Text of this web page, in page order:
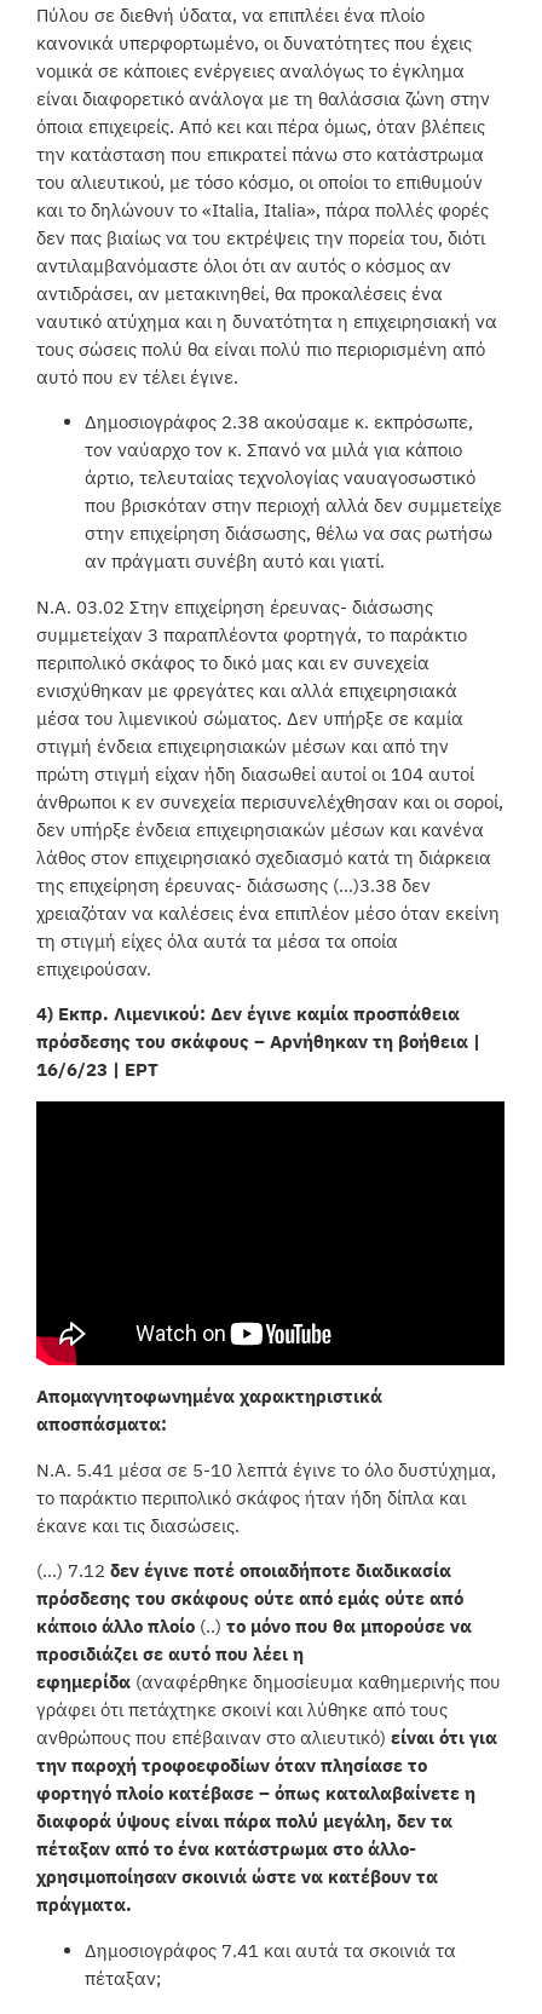
Πύλου σε διεθνή ύδατα, να επιπλέει ένα πλοίο
κανονικά υπερφορτωμένο, οι δυνατότητες που έχεις
νομικά σε κάποιες ενέργειες αναλόγως το έγκλημα
είναι διαφορετικό ανάλογα με τη θαλάσσια ζώνη στην
όποια επιχειρείς. Από κει και πέρα όμως, όταν βλέπεις
την κατάσταση που επικρατεί πάνω στο κατάστρωμα
του αλιευτικού, με τόσο κόσμο, οι οποίοι το επιθυμούν
και το δηλώνουν το «Italia, Italia», πάρα πολλές φορές
δεν πας βιαίως να του εκτρέψεις την πορεία του, διότι
αντιλαμβανόμαστε όλοι ότι αν αυτός ο κόσμος αν
αντιδράσει, αν μετακινηθεί, θα προκαλέσεις ένα
ναυτικό ατύχημα και η δυνατότητα η επιχειρησιακή να
τους σώσεις πολύ θα είναι πολύ πιο περιορισμένη από
αυτό που εν τέλει έγινε.
Δημοσιογράφος 2.38 ακούσαμε κ. εκπρόσωπε,
τον ναύαρχο τον κ. Σπανό να μιλά για κάποιο
άρτιο, τελευταίας τεχνολογίας ναυαγοσωστικό
που βρισκόταν στην περιοχή αλλά δεν συμμετείχε
στην επιχείρηση διάσωσης, θέλω να σας ρωτήσω
αν πράγματι συνέβη αυτό και γιατί.
Ν.Α. 03.02 Στην επιχείρηση έρευνας- διάσωσης
συμμετείχαν 3 παραπλέοντα φορτηγά, το παράκτιο
περιπολικό σκάφος το δικό μας και εν συνεχεία
ενισχύθηκαν με φρεγάτες και αλλά επιχειρησιακά
μέσα του λιμενικού σώματος. Δεν υπήρξε σε καμία
στιγμή ένδεια επιχειρησιακών μέσων και από την
πρώτη στιγμή είχαν ήδη διασωθεί αυτοί οι 104 αυτοί
άνθρωποι κ εν συνεχεία περισυνελέχθησαν και οι σοροί,
δεν υπήρξε ένδεια επιχειρησιακών μέσων και κανένα
λάθος στον επιχειρησιακό σχεδιασμό κατά τη διάρκεια
της επιχείρηση έρευνας- διάσωσης (…)3.38 δεν
χρειαζόταν να καλέσεις ένα επιπλέον μέσο όταν εκείνη
τη στιγμή είχες όλα αυτά τα μέσα τα οποία
επιχειρούσαν.
4) Eκπρ. Λιμενικού: Δεν έγινε καμία προσπάθεια
πρόσδεσης του σκάφους – Αρνήθηκαν τη βοήθεια |
16/6/23 | ΕΡΤ
Απομαγνητοφωνημένα χαρακτηριστικά
αποσπάσματα:
Ν.Α. 5.41 μέσα σε 5-10 λεπτά έγινε το όλο δυστύχημα,
το παράκτιο περιπολικό σκάφος ήταν ήδη δίπλα και
έκανε και τις διασώσεις.
(…) 7.12δεν έγινε ποτέ οποιαδήποτε διαδικασία
πρόσδεσης του σκάφους ούτε από εμάς ούτε από
κάποιο άλλο πλοίο (..)το μόνο που θα μπορούσε να
προσιδιάζει σε αυτό που λέει η
εφημερίδα (αναφέρθηκε δημοσίευμα καθημερινής που
γράφει ότι πετάχτηκε σκοινί και λύθηκε από τους
ανθρώπους που επέβαιναν στο αλιευτικό)είναι ότι για
την παροχή τροφοεφοδίων όταν πλησίασε το
φορτηγό πλοίο κατέβασε – όπως καταλαβαίνετε η
διαφορά ύψους είναι πάρα πολύ μεγάλη, δεν τα
πέταξαν από το ένα κατάστρωμα στο άλλο-
χρησιμοποίησαν σκοινιά ώστε να κατέβουν τα
πράγματα.
Δημοσιογράφος 7.41 και αυτά τα σκοινιά τα
πέταξαν;